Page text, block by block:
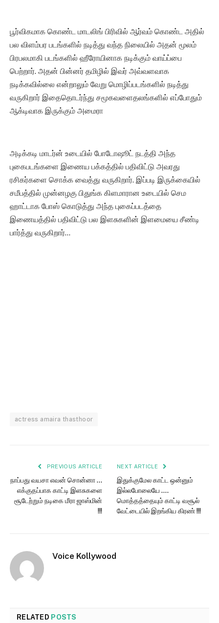
பூர்விகமாக கொண்ட மாடலிங் பிரிவில் ஆர்வம் கொண்ட அதில்
பல விளம்பர படங்களில் நடித்து வந்த நிலையில் அதன் மூலம்
பிரபலமாகி படங்களில் ஹீரோயினாக நடிக்கும் வாய்ப்பை
பெற்றார். அதன் பின்னர் தமிழில் இவர் அவ்வளவாக
நடிக்கவில்லை என்றாலும் வேறு மொழிப்படங்களில் நடித்து
வருகிறார் இதைதொடர்ந்து சமூகவளைதலங்களில் எப்போதும்
ஆக்டிவாக இருக்கும் அமைரா
அடிக்கடி மாடர்ன் உடையில் போடோஷூட் நடத்தி அந்த
புகைபடங்களை இணைய பக்கத்தில் பதிவிட்டு அவரது
ரசிகர்களை சொக்க வைத்து வருகிறார். இப்படி இருக்கையில்
சமீபத்தில் முன்னழகு பிதுங்க கிளமாரான உடையில் செம
ஹாட்டாக போஸ் கொடுத்து அந்த புகைப்படத்தை
இணையத்தில் பதிவிட்டு பல இளசுகளின் இளமையை சீண்டி
பார்த்து வருகிறார்…
actress amaira thasthoor
PREVIOUS ARTICLE
நாப்பது வயசா எவன் சொன்னா …
எக்குதப்பாக காட்டி இளசுகளை
சூடேற்றும் நடிகை மீரா ஜாஸ்மின்
!!!
NEXT ARTICLE
இதுக்குமேல காட்ட ஒன்னும்
இல்லபோலையே ….
மொத்தத்தையும் காட்டி வசூல்
வேட்டையில் இறங்கிய கிரண் !!!
Voice Kollywood
RELATED POSTS